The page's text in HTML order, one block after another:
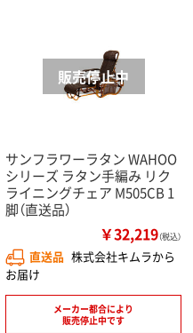
サンフラワーラタン WAHOO
シリーズ ラタン手編み リク
ライニングチェア M505CB 1
脚（直送品）
￥32,219（税込）
直送品 株式会社キムラから
お届け
メーカー都合により
販売停止中です